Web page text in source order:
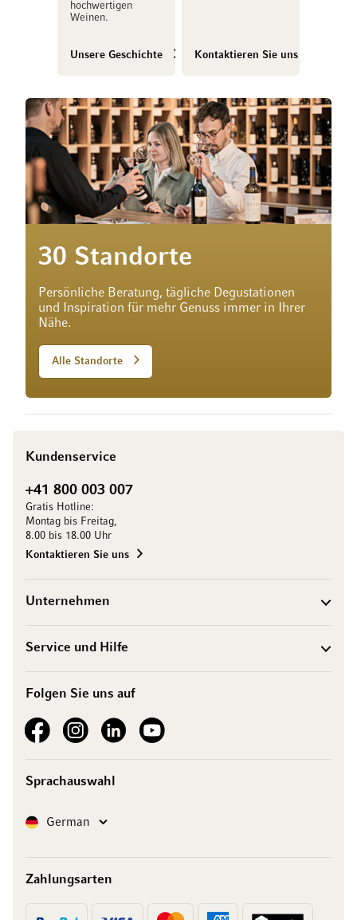
hochwertigen
Weinen.
Unsere Geschichte Kontaktieren Sie uns
30 Standorte
Persönliche Beratung, tägliche Degustationen
und Inspiration für mehr Genuss immer in Ihrer
Nähe.
Alle Standorte
Kundenservice
+41 800 003 007
Gratis Hotline:
Montag bis Freitag,
8.00 bis 18.00 Uhr
Kontaktieren Sie uns
Unternehmen
Service und Hilfe
Folgen Sie uns auf
See our FacebookSee our Instagram account
See our LinkedInSee our YouTube channel
Sprachauswahl
SpracheGerman
Zahlungsarten